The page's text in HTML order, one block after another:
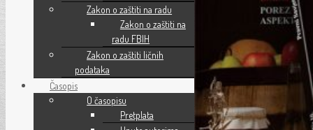
Zakon o zaštiti na radu
Zakon o zaštiti na
radu FBIH
Zakon o zaštiti ličnih
podataka
Časopis
O časopisu
Pretplata